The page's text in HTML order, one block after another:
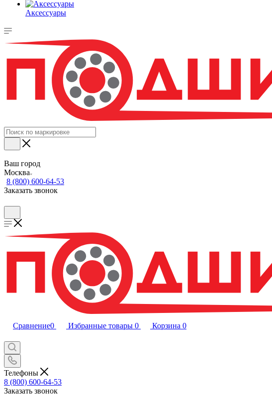
Аксессуары
Ваш город
Москва
8 (800) 600-64-53
Заказать звонок
Сравнение0 Избранные товары 0 Корзина 0
Телефоны
8 (800) 600-64-53
Заказать звонок